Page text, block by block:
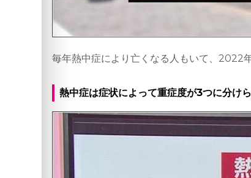
毎年熱中症により亡くなる人もいて、2022
熱中症は症状によって重症度が3つに分けら